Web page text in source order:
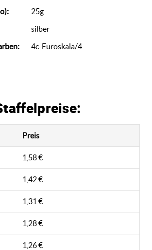
25g
silber
4c-Euroskala/4
Preis
1,58 €
1,42 €
1,31 €
1,28 €
1,26 €